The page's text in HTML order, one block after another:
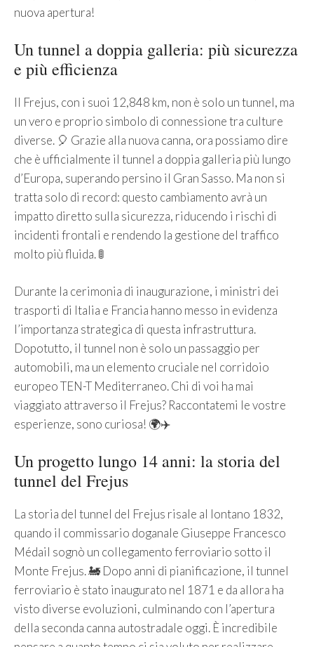
nuova apertura!
Un tunnel a doppia galleria: più sicurezza
e più efficienza
Il Frejus, con i suoi 12,848 km, non è solo un tunnel, ma
un vero e proprio simbolo di connessione tra culture
diverse. 🎈 Grazie alla nuova canna, ora possiamo dire
che è ufficialmente il tunnel a doppia galleria più lungo
d’Europa, superando persino il Gran Sasso. Ma non si
tratta solo di record: questo cambiamento avrà un
impatto diretto sulla sicurezza, riducendo i rischi di
incidenti frontali e rendendo la gestione del traffico
molto più fluida. 🚦
Durante la cerimonia di inaugurazione, i ministri dei
trasporti di Italia e Francia hanno messo in evidenza
l’importanza strategica di questa infrastruttura.
Dopotutto, il tunnel non è solo un passaggio per
automobili, ma un elemento cruciale nel corridoio
europeo TEN-T Mediterraneo. Chi di voi ha mai
viaggiato attraverso il Frejus? Raccontatemi le vostre
esperienze, sono curiosa! 🌍✈️
Un progetto lungo 14 anni: la storia del
tunnel del Frejus
La storia del tunnel del Frejus risale al lontano 1832,
quando il commissario doganale Giuseppe Francesco
Médail sognò un collegamento ferroviario sotto il
Monte Frejus. 🚂 Dopo anni di pianificazione, il tunnel
ferroviario è stato inaugurato nel 1871 e da allora ha
visto diverse evoluzioni, culminando con l’apertura
della seconda canna autostradale oggi. È incredibile